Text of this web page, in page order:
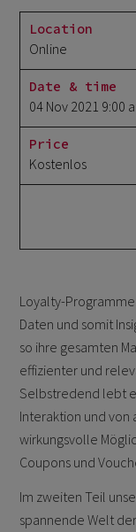
Loyalty-
Daten und somit
so ihre gesamten
effizienter und
Selbstredend lebt
Interaktion und von
wirkungsvolle
Coupons und
Im zweiten Teil
spannende Welt
Location
Online
Date & time
04 Nov 2021 9:00
Price
Kostenlos